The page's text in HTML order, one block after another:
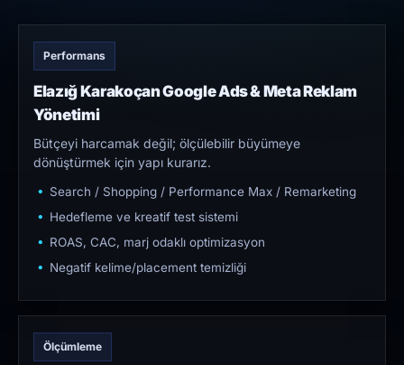
Performans
Elazığ Karakoçan Google Ads & Meta Reklam
Yönetimi
Bütçeyi harcamak değil; ölçülebilir büyümeye
dönüştürmek için yapı kurarız.
Search / Shopping / Performance Max / Remarketing
Hedefleme ve kreatif test sistemi
ROAS, CAC, marj odaklı optimizasyon
Negatif kelime/placement temizliği
Ölçümleme